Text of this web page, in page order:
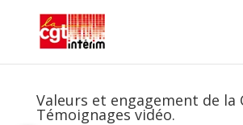
Valeurs et engagement de la
Témoignages vidéo.